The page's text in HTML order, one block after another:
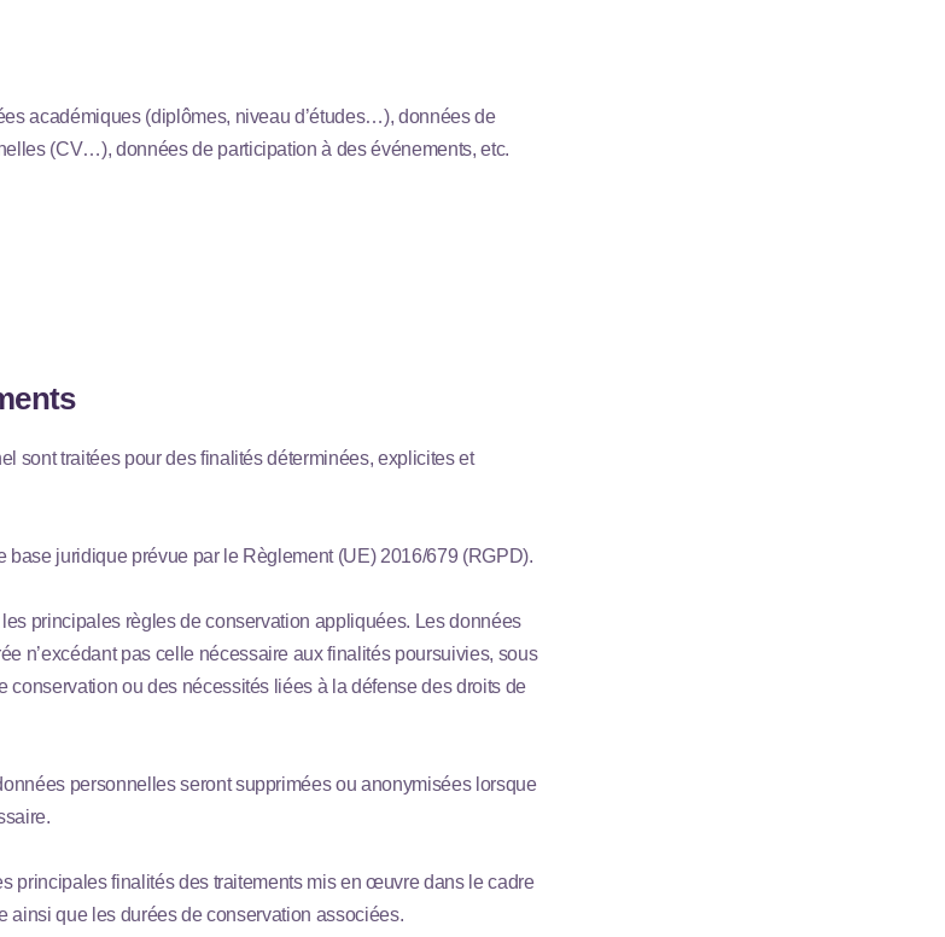
académiques (diplômes, niveau d’études…), données de
(CV…), données de participation à des événements, etc.
sont traitées pour des finalités déterminées, explicites et
base juridique prévue par le Règlement (UE) 2016/679 (RGPD).
principales règles de conservation appliquées. Les données
n’excédant pas celle nécessaire aux finalités poursuivies, sous
conservation ou des nécessités liées à la défense des droits de
personnelles seront supprimées ou anonymisées lorsque
principales finalités des traitements mis en œuvre dans le cadre
ainsi que les durées de conservation associées.